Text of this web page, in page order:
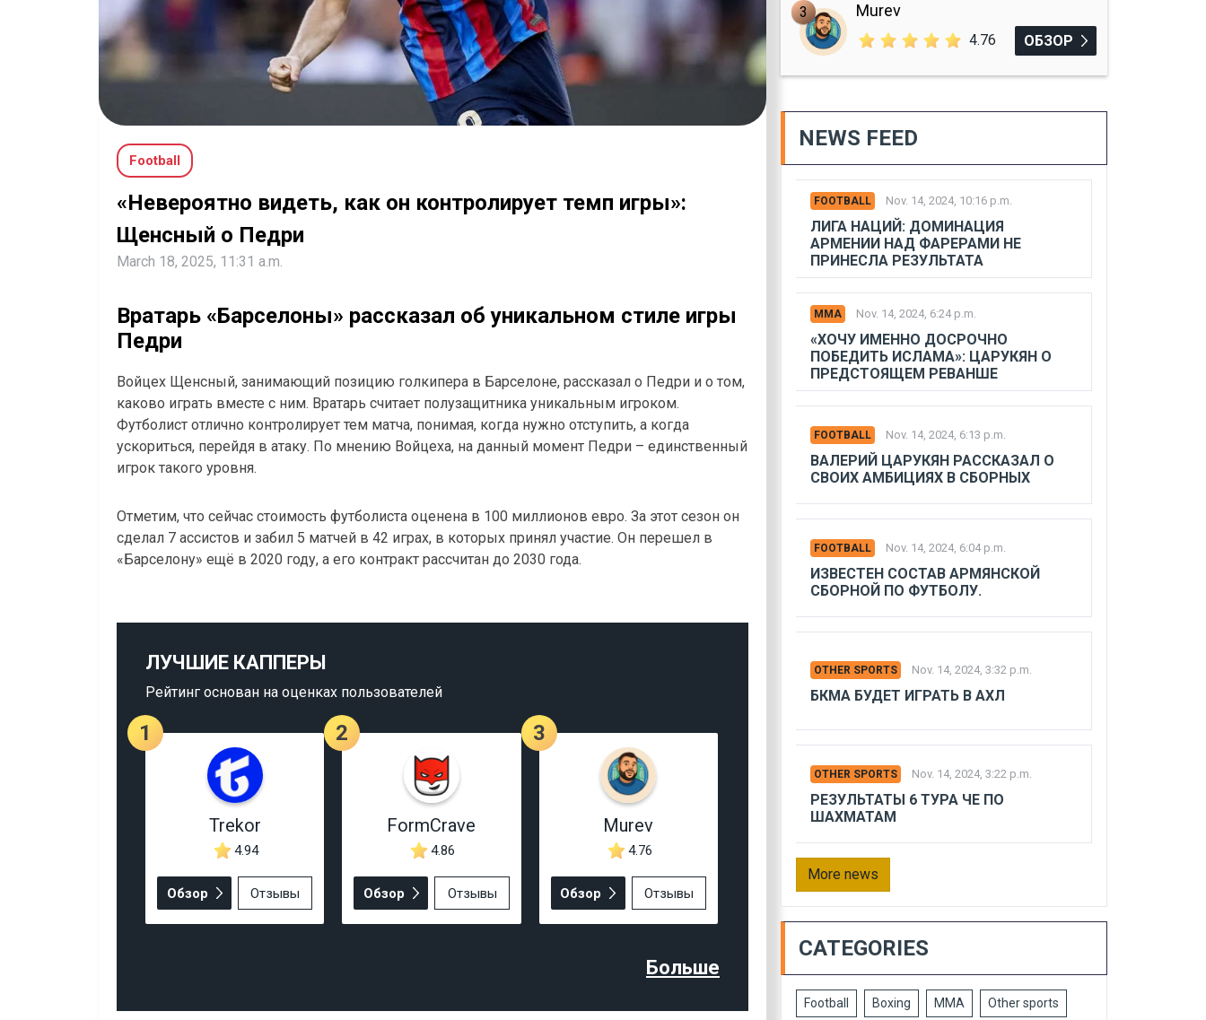
Football
«Невероятно видеть, как он контролирует темп игры»:
Щенсный о Педри
March 18, 2025, 11:31 a.m.
Вратарь «Барселоны» рассказал об уникальном стиле игры
Педри
Войцех Щенсный, занимающий позицию голкипера в Барселоне, рассказал о Педри и о том,
каково играть вместе с ним. Вратарь считает полузащитника уникальным игроком.
Футболист отлично контролирует тем матча, понимая, когда нужно отступить, а когда
ускориться, перейдя в атаку. По мнению Войцеха, на данный момент Педри – единственный
игрок такого уровня.
Отметим, что сейчас стоимость футболиста оценена в 100 миллионов евро. За этот сезон он
сделал 7 ассистов и забил 5 матчей в 42 играх, в которых принял участие. Он перешел в
«Барселону» ещё в 2020 году, а его контракт рассчитан до 2030 года.
ЛУЧШИЕ КАППЕРЫ
Рейтинг основан на оценках пользователей
1
Trekor
4.94
Обзор Отзывы
2
FormCrave
4.86
Обзор Отзывы
3
Murev
4.76
Обзор Отзывы
Больше
3 Murev
4.76 ОБЗОР
NEWS FEED
FOOTBALL Nov. 14, 2024, 10:16 p.m.
ЛИГА НАЦИЙ: ДОМИНАЦИЯ
АРМЕНИИ НАД ФАРЕРАМИ НЕ
ПРИНЕСЛА РЕЗУЛЬТАТА
MMA Nov. 14, 2024, 6:24 p.m.
«ХОЧУ ИМЕННО ДОСРОЧНО
ПОБЕДИТЬ ИСЛАМА»: ЦАРУКЯН О
ПРЕДСТОЯЩЕМ РЕВАНШЕ
FOOTBALL Nov. 14, 2024, 6:13 p.m.
ВАЛЕРИЙ ЦАРУКЯН РАССКАЗАЛ О
СВОИХ АМБИЦИЯХ В СБОРНЫХ
FOOTBALL Nov. 14, 2024, 6:04 p.m.
ИЗВЕСТЕН СОСТАВ АРМЯНСКОЙ
СБОРНОЙ ПО ФУТБОЛУ.
OTHER SPORTS Nov. 14, 2024, 3:32 p.m.
БКМА БУДЕТ ИГРАТЬ В АХЛ
OTHER SPORTS Nov. 14, 2024, 3:22 p.m.
РЕЗУЛЬТАТЫ 6 ТУРА ЧЕ ПО
ШАХМАТАМ
More news
CATEGORIES
Football Boxing MMA Other sports